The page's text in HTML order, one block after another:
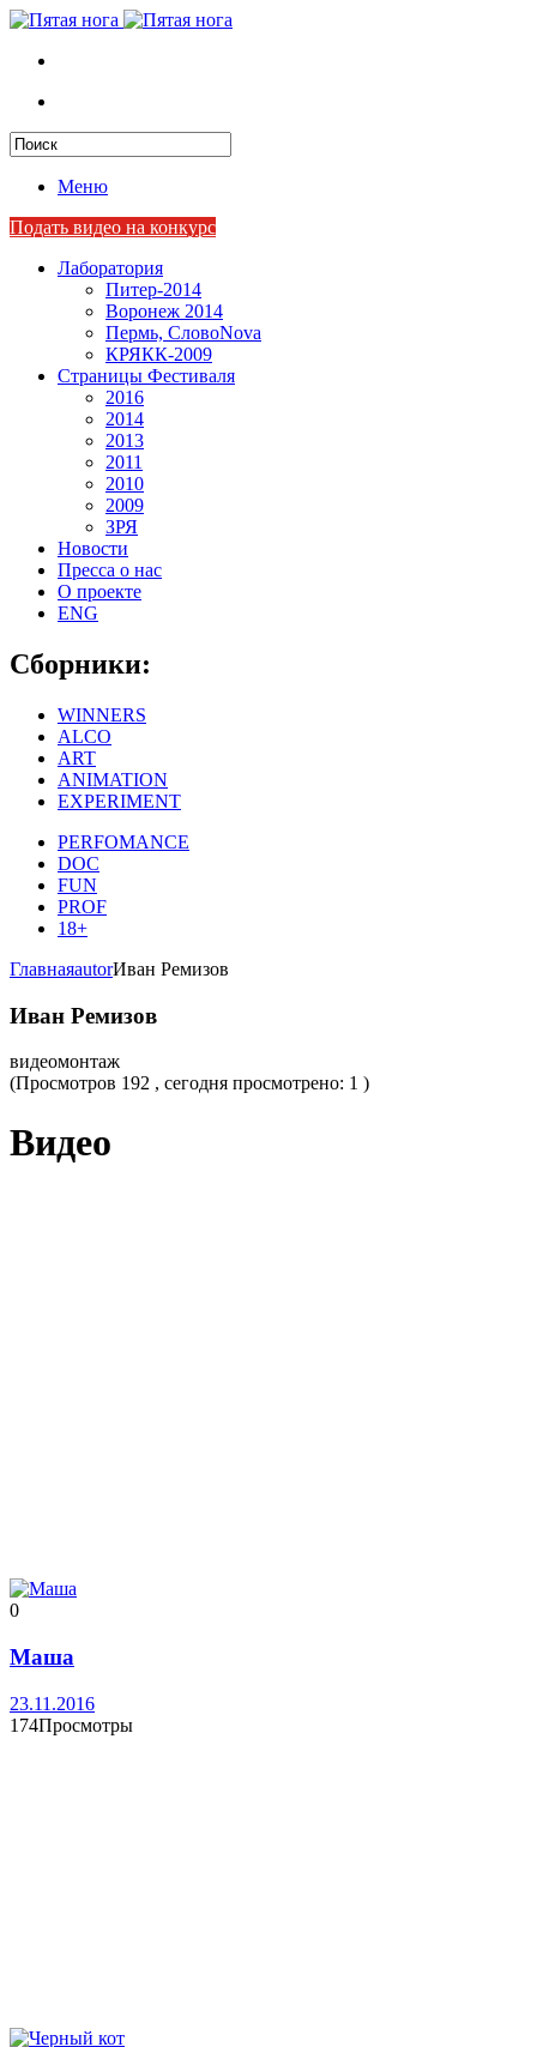
Меню
Подать видео на конкурс
Лаборатория
Питер-2014
Воронеж 2014
Пермь, СловоNova
КРЯКК-2009
Страницы Фестиваля
2016
2014
2013
2011
2010
2009
ЗРЯ
Новости
Пресса о нас
О проекте
ENG
Сборники:
WINNERS
ALCO
ART
ANIMATION
EXPERIMENT
PERFOMANCE
DOC
FUN
PROF
18+
ГлавнаяautorИван Ремизов
Иван Ремизов
видеомонтаж
(Просмотров 192 , сегодня просмотрено: 1 )
Видео
0
Маша
23.11.2016
174Просмотры